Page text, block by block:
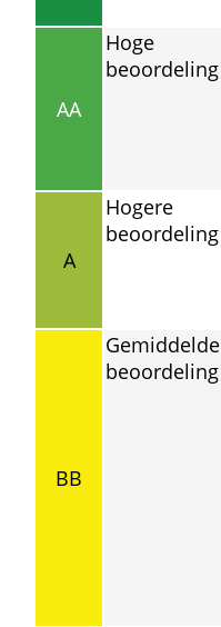
AA
Hoge
beoordeling
A
Hogere
beoordeling
BB
Gemiddelde
beoordeling